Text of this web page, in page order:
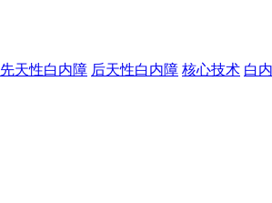
先天性白内障 后天性白内障 核心技术 白